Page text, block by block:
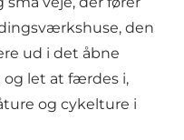
den
ud i det åbne
og let at færdes i,
og cykelture i